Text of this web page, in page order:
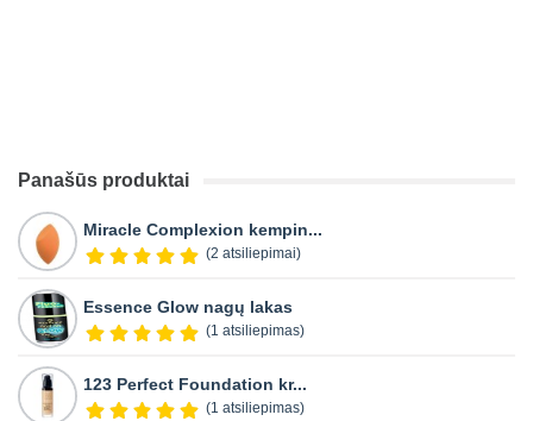
Panašūs produktai
Miracle Complexion kempin...
(2 atsiliepimai)
Essence Glow nagų lakas
(1 atsiliepimas)
123 Perfect Foundation kr...
(1 atsiliepimas)